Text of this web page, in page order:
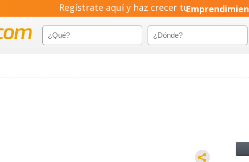
Regístrate aquí y haz crecer tu